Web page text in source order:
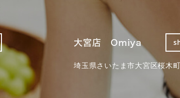
大宮店 Omiya
埼玉県さいたま市大宮区桜木